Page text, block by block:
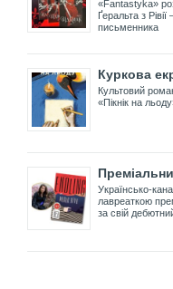
«Fantastyka»
Ґеральта з
письменника
Куркова
Культовий
«Пікнік на
Українсько-
лавреаткою
за свій